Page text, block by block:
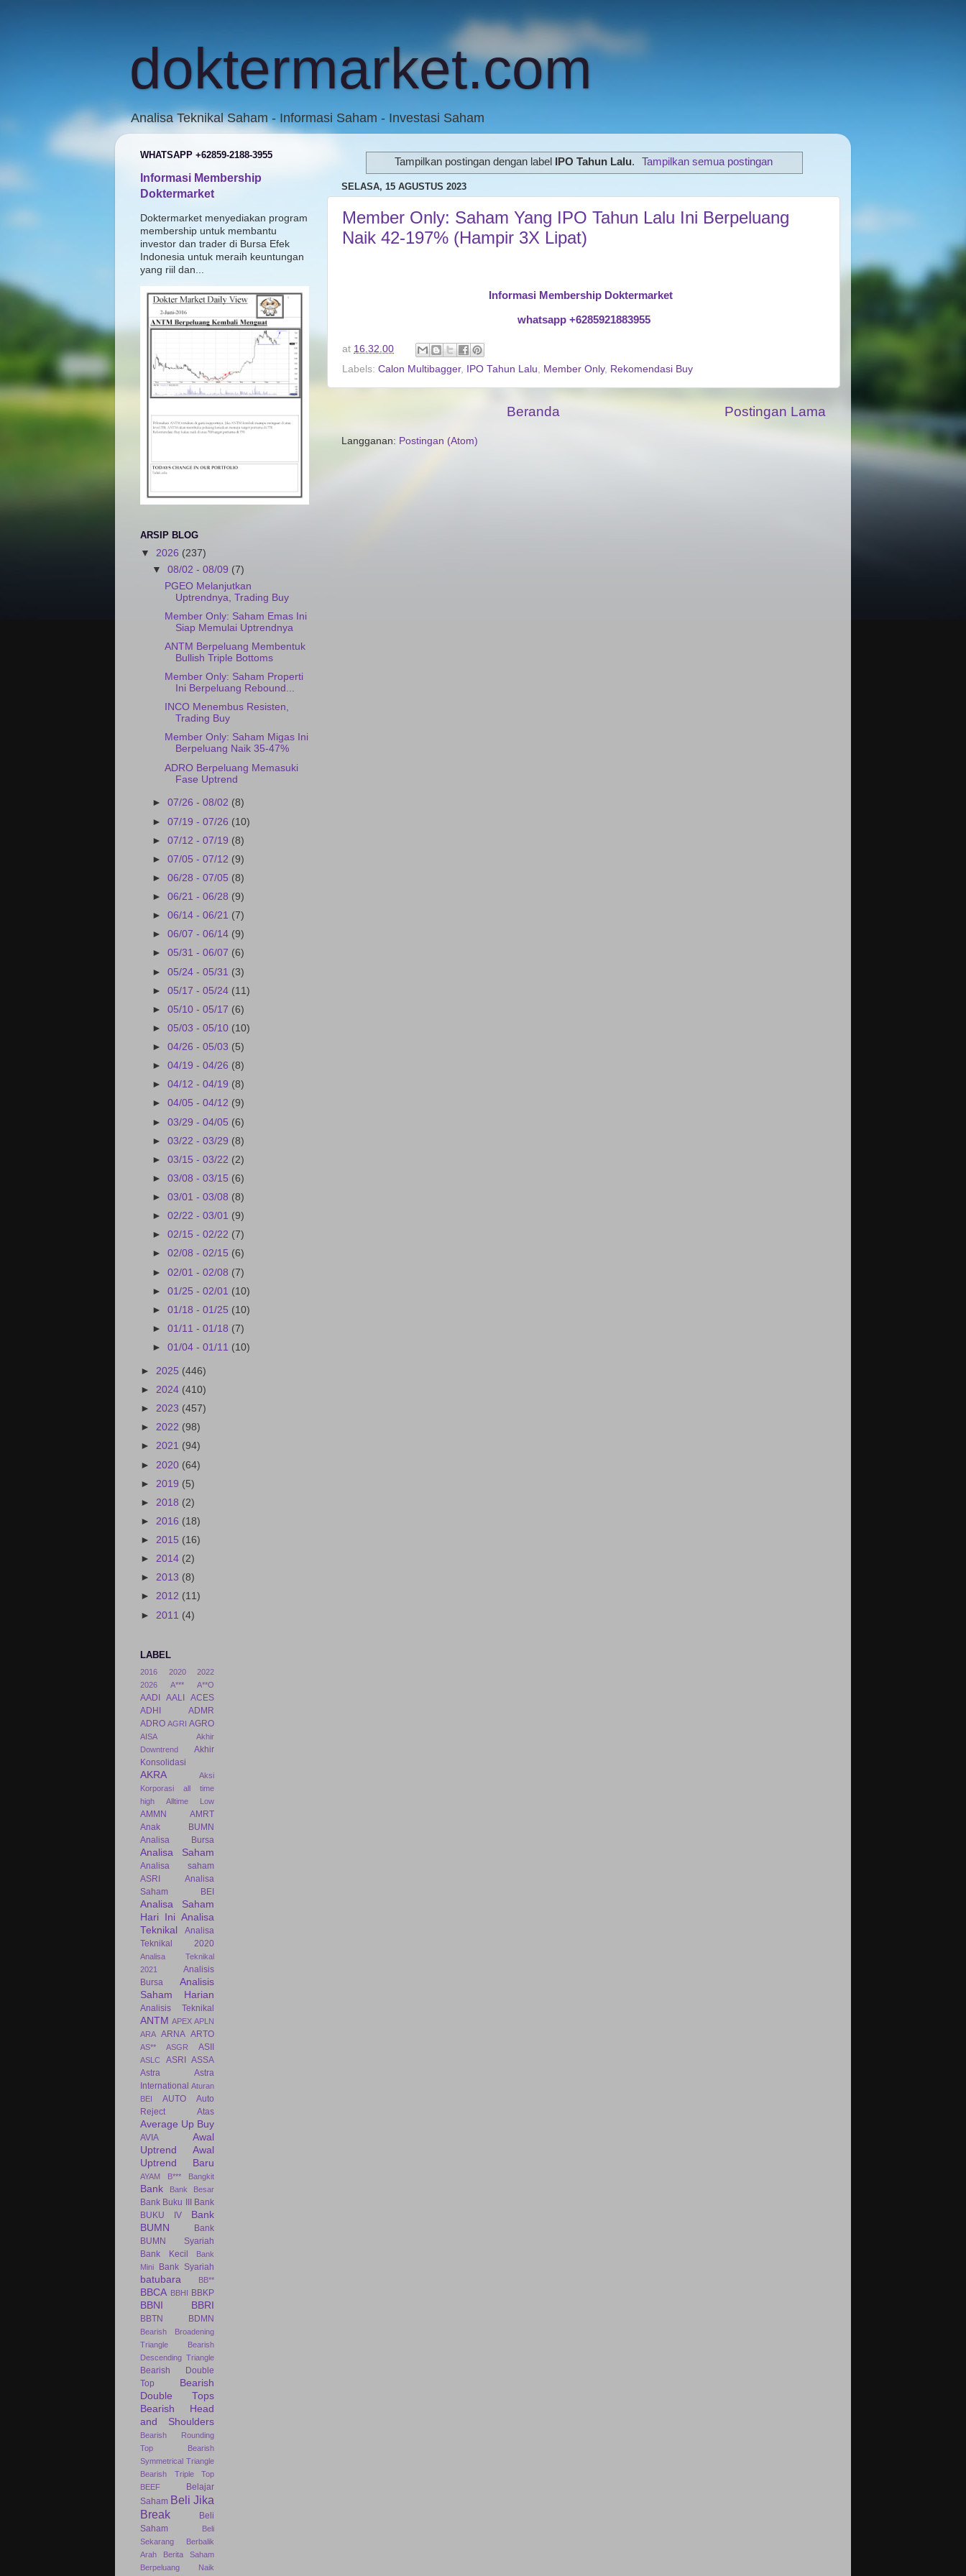
doktermarket.com
Analisa Teknikal Saham - Informasi Saham - Investasi Saham
Tampilkan postingan dengan label IPO Tahun Lalu. Tampilkan semua postingan
SELASA, 15 AGUSTUS 2023
Member Only: Saham Yang IPO Tahun Lalu Ini Berpeluang
Naik 42-197% (Hampir 3X Lipat)
Informasi Membership Doktermarket
whatsapp +6285921883955
at 16.32.00
Labels: Calon Multibagger, IPO Tahun Lalu Member Only, Rekomendasi Buy
Postingan Lama
Beranda
Langganan: Postingan (Atom)
WHATSAPP +62859-2188-3955
Informasi Membership
Doktermarket
Doktermarket menyediakan program
membership untuk membantu
investor dan trader di Bursa Efek
Indonesia untuk meraih keuntungan
yang riil dan...
ARSIP BLOG
▼ 2026 (237)
▼08/02 - 08/09 (7)
PGEO Melanjutkan
Uptrendnya, Trading Buy
Member Only: Saham Emas Ini
Siap Memulai Uptrendnya
ANTM Berpeluang Membentuk
Bullish Triple Bottoms
Member Only: Saham Properti
Ini Berpeluang Rebound...
INCO Menembus Resisten,
Trading Buy
Member Only: Saham Migas Ini
Berpeluang Naik 35-47%
ADRO Berpeluang Memasuki
Fase Uptrend
►07/26 - 08/02 (8)
►07/19 - 07/26 (10)
►07/12 - 07/19 (8)
►07/05 - 07/12 (9)
►06/28 - 07/05 (8)
►06/21 - 06/28 (9)
►06/14 - 06/21 (7)
►06/07 - 06/14 (9)
►05/31 - 06/07 (6)
►05/24 - 05/31 (3)
►05/17 - 05/24 (11)
►05/10 - 05/17 (6)
►05/03 - 05/10 (10)
►04/26 - 05/03 (5)
►04/19 - 04/26 (8)
►04/12 - 04/19 (8)
►04/05 - 04/12 (9)
►03/29 - 04/05 (6)
►03/22 - 03/29 (8)
►03/15 - 03/22 (2)
►03/08 - 03/15 (6)
►03/01 - 03/08 (8)
►02/22 - 03/01 (9)
►02/15 - 02/22 (7)
►02/08 - 02/15 (6)
►02/01 - 02/08 (7)
►01/25 - 02/01 (10)
►01/18 - 01/25 (10)
►01/11 - 01/18 (7)
►01/04 - 01/11 (10)
► 2025 (446)
► 2024 (410)
► 2023 (457)
► 2022 (98)
► 2021 (94)
► 2020 (64)
► 2019 (5)
► 2018 (2)
► 2016 (18)
► 2015 (16)
► 2014 (2)
► 2013 (8)
► 2012 (11)
► 2011 (4)
LABEL
2016 2020
2022
2026
A*** A**O
AADI AALI
ACES
ADHI
ADMR
ADRO AGRI AGRO
AISA
Akhir
Downtrend
Akhir
Konsolidasi
AKRA
Aksi
Korporasi
all time
high
Alltime Low
AMMN
AMRT
Anak BUMN
Analisa Bursa
Analisa Saham
Analisa saham
ASRI
Analisa
Saham BEI
Analisa Saham
Hari Ini Analisa
Teknikal
Analisa
Teknikal 2020
Analisa Teknikal
2021
Analisis
Bursa
Analisis
Saham Harian
Analisis Teknikal
ANTM APEX APLN
ARA ARNA ARTO
AS** ASGR ASII
ASLC ASRI
ASSA
Astra
Astra
International Aturan
BEI
AUTO
Auto
Reject Atas
Average Up Buy
AVIA
Awal
Uptrend
Awal
Uptrend Baru
AYAM B*** Bangkit
Bank Bank Besar
Bank Buku III
Bank
BUKU IV
Bank
BUMN
Bank
BUMN Syariah
Bank Kecil
Bank
Mini
Bank Syariah
batubara BB**
BBCA BBHI BBKP
BBNI BBRI
BBTN BDMN
Bearish Broadening
Triangle
Bearish
Descending Triangle
Bearish Double
Top
Bearish
Double Tops
Bearish Head
and Shoulders
Bearish Rounding
Top
Bearish
Symmetrical Triangle
Bearish Triple Top
BEEF
Belajar
Saham Beli Jika
Break
Beli
Saham
Beli
Sekarang
Berbalik
Arah
Berita Saham
Berpeluang Naik